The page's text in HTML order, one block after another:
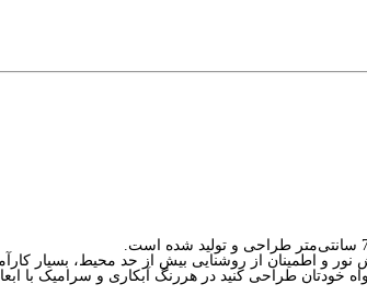
طراحی کنید در هررنگ آبکاری و سرامیک با